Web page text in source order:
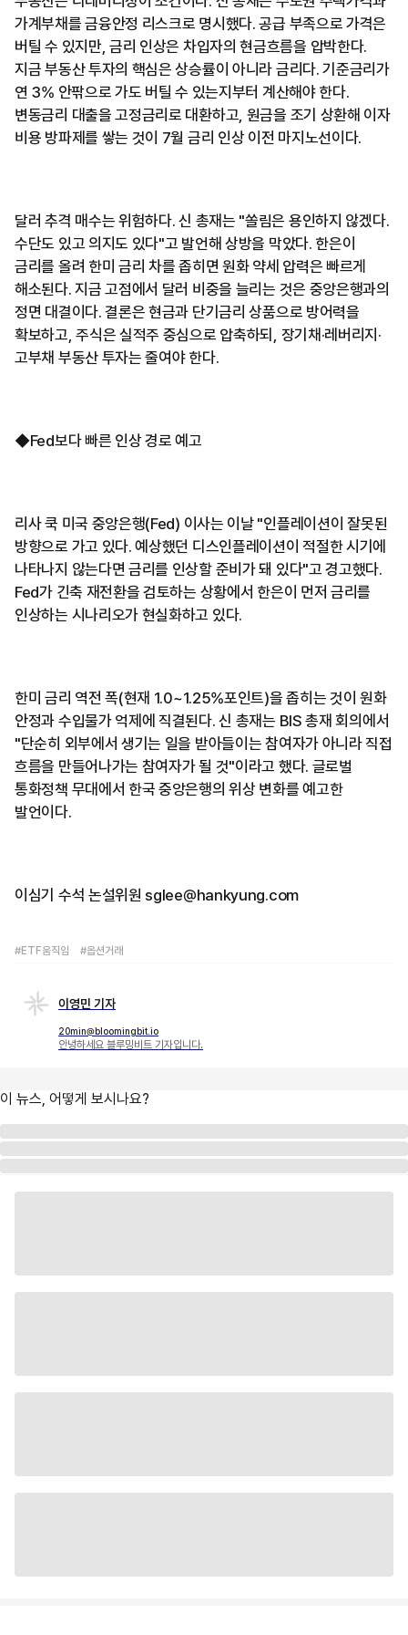
가계부채를 금융안정 리스크로 명시했다. 공급 부족으로 가격은
버틸 수 있지만, 금리 인상은 차입자의 현금흐름을 압박한다.
지금 부동산 투자의 핵심은 상승률이 아니라 금리다. 기준금리가
연 3% 안팎으로 가도 버틸 수 있는지부터 계산해야 한다.
변동금리 대출을 고정금리로 대환하고, 원금을 조기 상환해 이자
비용 방파제를 쌓는 것이 7월 금리 인상 이전 마지노선이다.
달러 추격 매수는 위험하다. 신 총재는 "쏠림은 용인하지 않겠다.
수단도 있고 의지도 있다"고 발언해 상방을 막았다. 한은이
금리를 올려 한미 금리 차를 좁히면 원화 약세 압력은 빠르게
해소된다. 지금 고점에서 달러 비중을 늘리는 것은 중앙은행과의
정면 대결이다. 결론은 현금과 단기금리 상품으로 방어력을
확보하고, 주식은 실적주 중심으로 압축하되, 장기채·레버리지·
고부채 부동산 투자는 줄여야 한다.
◆Fed보다 빠른 인상 경로 예고
리사 쿡 미국 중앙은행(Fed) 이사는 이날 "인플레이션이 잘못된
방향으로 가고 있다. 예상했던 디스인플레이션이 적절한 시기에
나타나지 않는다면 금리를 인상할 준비가 돼 있다"고 경고했다.
Fed가 긴축 재전환을 검토하는 상황에서 한은이 먼저 금리를
인상하는 시나리오가 현실화하고 있다.
한미 금리 역전 폭(현재 1.0~1.25%포인트)을 좁히는 것이 원화
안정과 수입물가 억제에 직결된다. 신 총재는 BIS 총재 회의에서
"단순히 외부에서 생기는 일을 받아들이는 참여자가 아니라 직접
흐름을 만들어나가는 참여자가 될 것"이라고 했다. 글로벌
통화정책 무대에서 한국 중앙은행의 위상 변화를 예고한
발언이다.
이심기 수석 논설위원 sglee@hankyung.com
#ETF움직임 #옵션거래
이영민 기자
20min@bloomingbit.io
안녕하세요 블루밍비트 기자입니다.
이 뉴스, 어떻게 보시나요?